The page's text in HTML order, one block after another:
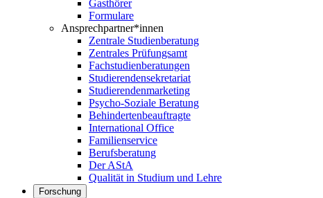
Gasthörer
Formulare
Ansprechpartner*innen
Zentrale Studienberatung
Zentrales Prüfungsamt
Fachstudienberatungen
Studierendensekretariat
Studierendenmarketing
Psycho-Soziale Beratung
Behindertenbeauftragte
International Office
Familienservice
Berufsberatung
Der AStA
Qualität in Studium und Lehre
Forschung